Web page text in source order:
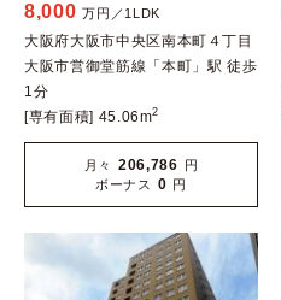
8,000 万円／1LDK
大阪府大阪市中央区南本町４丁目
大阪市営御堂筋線「本町」駅 徒歩
1分
[専有面積] 45.06m2
月々 206,786 円
ボーナス
0 円